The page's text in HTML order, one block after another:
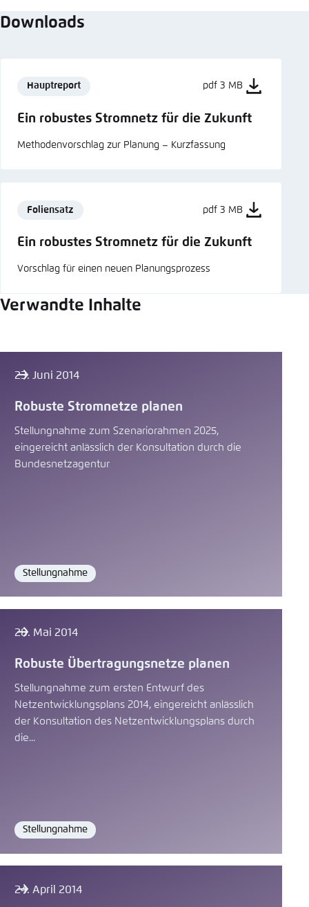
Downloads
Hauptreport pdf 3 MB
Ein robustes Stromnetz für die Zukunft
Methodenvorschlag zur Planung – Kurzfassung
Foliensatz pdf 3 MB
Ein robustes Stromnetz für die Zukunft
Vorschlag für einen neuen Planungsprozess
Verwandte Inhalte
23. Juni 2014
Robuste Stromnetze planen
Stellungnahme zum Szenariorahmen 2025,
eingereicht anlässlich der Konsultation durch die
Bundesnetzagentur
Format
Stellungnahme
28. Mai 2014
Robuste Übertragungsnetze planen
Stellungnahme zum ersten Entwurf des
Netzentwicklungsplans 2014, eingereicht anlässlich
der Konsultation des Netzentwicklungsplans durch
die...
Format
Stellungnahme
24. April 2014